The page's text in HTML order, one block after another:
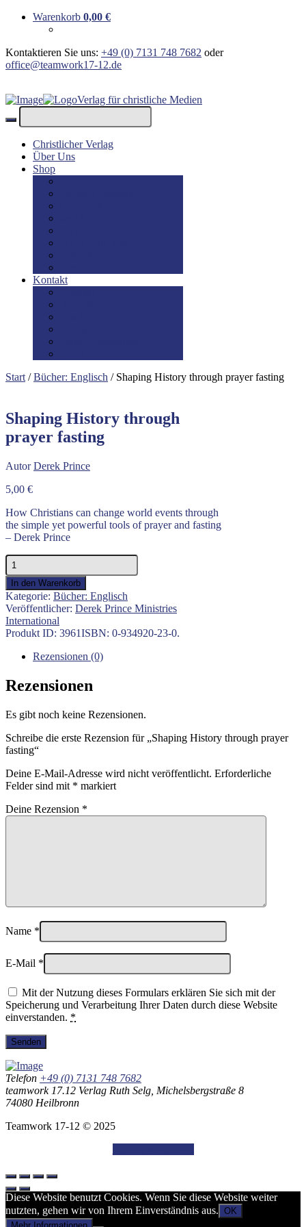
Warenkorb 0,00 €
Kontaktieren Sie uns: +49 (0) 7131 748 7682 oder
office@teamwork17-12.de
Verlag für christliche Medien
Christlicher Verlag
Über Uns
Shop
Kontakt
Start /Bücher: Englisch / Shaping History through prayer fasting
Shaping History through
prayer fasting
AutorDerek Prince
5,00 €
How Christians can change world events through
the simple yet powerful tools of prayer and fasting
– Derek Prince
Shaping
History
through
prayer
fasting
Menge
In den Warenkorb
Kategorie: Bücher: Englisch
Veröffentlicher: Derek Prince Ministries
International
Produkt ID: 3961ISBN: 0-934920-23-0.
Rezensionen (0)
Rezensionen
Es gibt noch keine Rezensionen.
Schreibe die erste Rezension für „Shaping History through prayer
fasting“
Deine E-Mail-Adresse wird nicht veröffentlicht. Erforderliche
Felder sind mit * markiert
Deine Rezension *
Name *
E-Mail *
Mit der Nutzung dieses Formulars erklären Sie sich mit der
Speicherung und Verarbeitung Ihrer Daten durch diese Website
einverstanden. *
Telefon +49 (0) 7131 748 7682
teamwork 17.12 Verlag Ruth Selg, Michelsbergstraße 8
74080 Heilbronn
Teamwork 17-12 © 2025
Diese Website benutzt Cookies. Wenn Sie diese Website weiter
nutzten, gehen wir von Ihrem Einverständnis aus. OK